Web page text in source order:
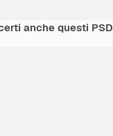
anche questi PSD